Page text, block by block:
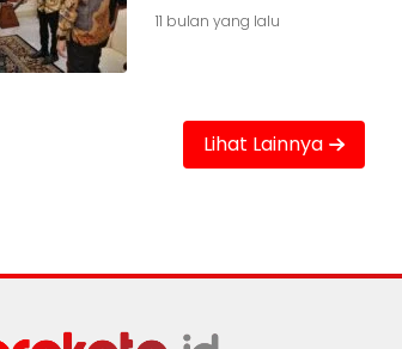
11 bulan yang lalu
Lihat Lainnya